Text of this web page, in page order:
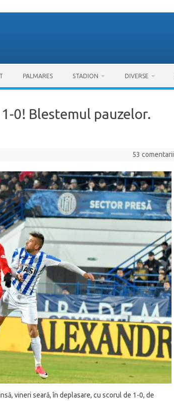
PALMARES STADION DIVERSE
1-0! Blestemul pauzelor.
53 comentarii
vineri seară, în deplasare, cu scorul de 1-0, de